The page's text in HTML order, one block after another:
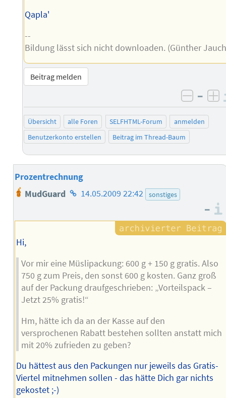
Qapla'
--
Bildung lässt sich nicht downloaden. (Günther
Beitrag melden
–
Übersicht alle Foren SELFHTML-Forum
anmelden
Benutzerkonto erstellen
Beitrag im Thread-Baum
Prozentrechnung
MudGuard Homepage
Autors
14.05.2009 22:42 sonstiges
–
Hi,
Vor mir eine Müslipackung: 600 g + 150 g gratis. Also
750 g zum Preis, den sonst 600 g kosten. Ganz groß
auf der Packung draufgeschrieben: „Vorteilspack –
Jetzt 25% gratis!“
Hm, hätte ich da an der Kasse auf den
versprochenen Rabatt bestehen sollten anstatt mich
mit 20% zufrieden zu geben?
Du hättest aus den Packungen nur jeweils das Gratis-
Viertel mitnehmen sollen - das hätte Dich gar nichts
gekostet ;-)